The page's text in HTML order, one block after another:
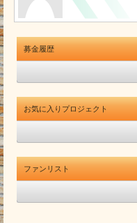
募金履歴
お気に入りプロジェクト
ファンリスト